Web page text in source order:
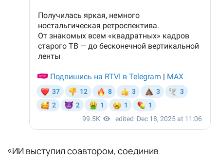
«ИИ выступил соавтором, соединив